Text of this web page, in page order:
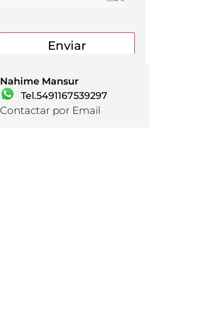
Nahime Mansur
Tel.5491167539297
Contactar por Email